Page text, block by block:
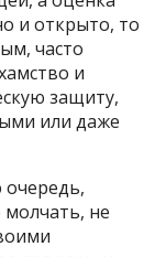
и открыто, то
часто
и
защиту,
или даже
не